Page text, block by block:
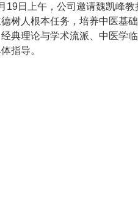
19日上午，公司邀请魏凯峰
树人根本任务，培养中医基
典理论与学术流派、中医学
指导。